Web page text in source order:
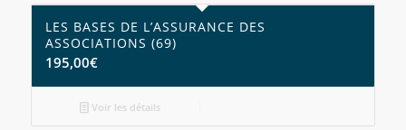
LES BASES DE L’ASSURANCE DES
ASSOCIATIONS (69)
195,00€
Voir les détails